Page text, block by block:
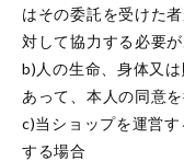
はその委託を受けた
対して協力する必要
b)人の生命、身体又
あって、本人の同意
c)当ショップを運営
する場合